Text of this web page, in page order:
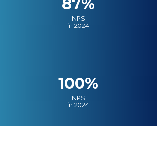
87%
NPS
in 2024
100%
NPS
in 2024